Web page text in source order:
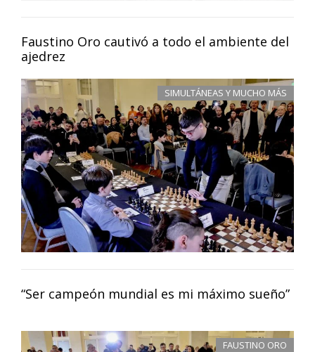
Faustino Oro cautivó a todo el ambiente del
ajedrez
SIMULTÁNEAS Y MUCHO MÁS
“Ser campeón mundial es mi máximo sueño”
FAUSTINO ORO